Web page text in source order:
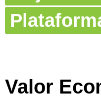
Valor